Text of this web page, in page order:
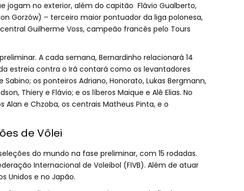
jogam no exterior, além do capitão Flávio Gualberto,
Gorzów) – terceiro maior pontuador da liga polonesa,
Guilherme Voss, campeão francês pelo Tours
A cada semana, Bernardinho relacionará 14
estreia contra o Irã contará como os levantadores
os ponteiros Adriano, Honorato, Lukas Bergmann,
Thiery e Flávio; e os líberos Maique e Alê Elias. No
e Chzoba, os centrais Matheus Pinta, e o
de Vôlei
do mundo na fase preliminar, com 15 rodadas.
Internacional de Voleibol (FIVB). Além de atuar
Unidos e no Japão.